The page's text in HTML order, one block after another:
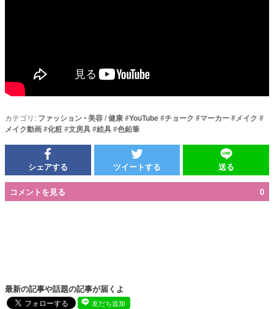
カテゴリ: ファッション•美容 / 健康#YouTube#チョーク #マーカー#メイク #
メイク動画#化粧#文房具#絵具#色鉛筆
シェアする ツイートする 送る
コメントを見る 0
最新の記事や話題の記事が届くよ
友だち追加